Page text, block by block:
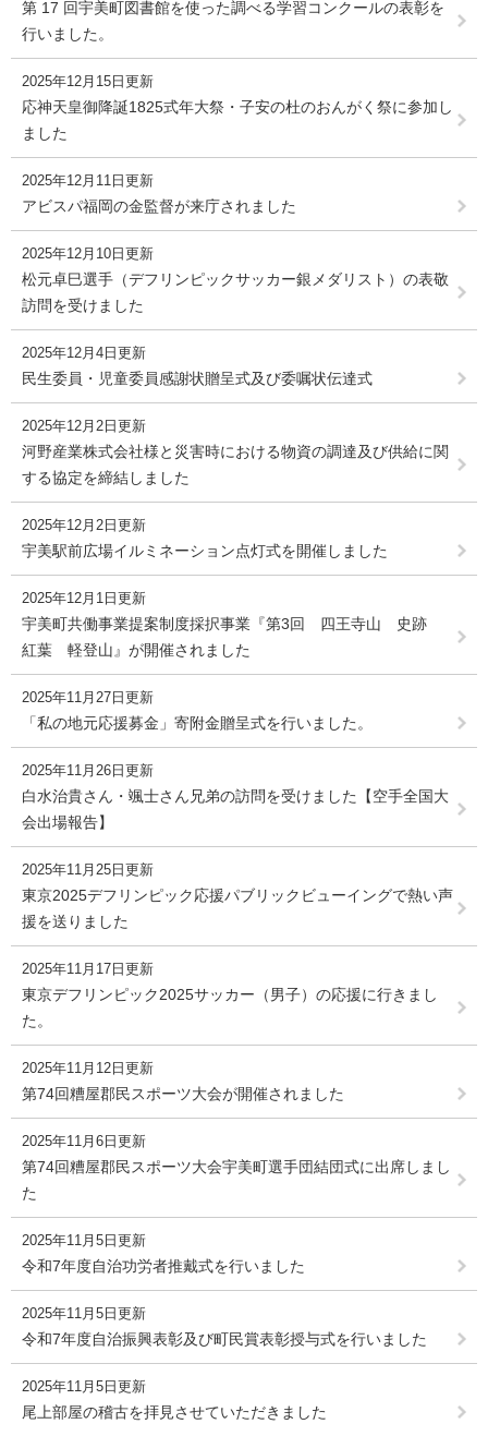
第 17 回宇美町図書館を使った調べる学習コンクールの表彰を
行いました。
2025年12月15日更新
応神天皇御降誕1825式年大祭・子安の杜のおんがく祭に参加し
ました
2025年12月11日更新
アビスパ福岡の金監督が来庁されました
2025年12月10日更新
松元卓巳選手（デフリンピックサッカー銀メダリスト）の表敬
訪問を受けました
2025年12月4日更新
民生委員・児童委員感謝状贈呈式及び委嘱状伝達式
2025年12月2日更新
河野産業株式会社様と災害時における物資の調達及び供給に関
する協定を締結しました
2025年12月2日更新
宇美駅前広場イルミネーション点灯式を開催しました
2025年12月1日更新
宇美町共働事業提案制度採択事業『第3回 四王寺山 史跡
紅葉 軽登山』が開催されました
2025年11月27日更新
「私の地元応援募金」寄附金贈呈式を行いました。
2025年11月26日更新
白水治貴さん・颯士さん兄弟の訪問を受けました【空手全国大
会出場報告】
2025年11月25日更新
東京2025デフリンピック応援パブリックビューイングで熱い声
援を送りました
2025年11月17日更新
東京デフリンピック2025サッカー（男子）の応援に行きまし
た。
2025年11月12日更新
第74回糟屋郡民スポーツ大会が開催されました
2025年11月6日更新
第74回糟屋郡民スポーツ大会宇美町選手団結団式に出席しまし
た
2025年11月5日更新
令和7年度自治功労者推戴式を行いました
2025年11月5日更新
令和7年度自治振興表彰及び町民賞表彰授与式を行いました
2025年11月5日更新
尾上部屋の稽古を拝見させていただきました